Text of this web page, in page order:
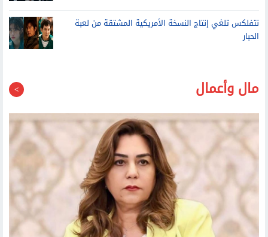
نتفلكس تلغي إنتاج النسخة الأمريكية المشتقة من لعبة
الحبار
مال وأعمال